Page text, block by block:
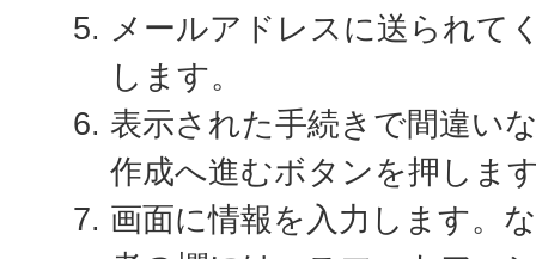
メールアドレスに送られて
します。
表示された手続きで間違い
作成へ進むボタンを押しま
画面に情報を入力します。